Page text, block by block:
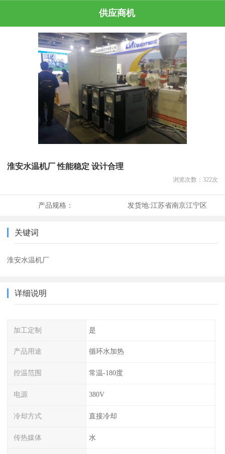
供应商机
淮安水温机厂 性能稳定 设计合理
浏览次数： 322次
产品规格： 发货地:江苏省南京江宁区
关键词
淮安水温机厂
详细说明
加工定制 是
产品用途 循环水加热
控温范围 常温-180度
电源 380V
冷却方式 直接冷却
传热媒体 水